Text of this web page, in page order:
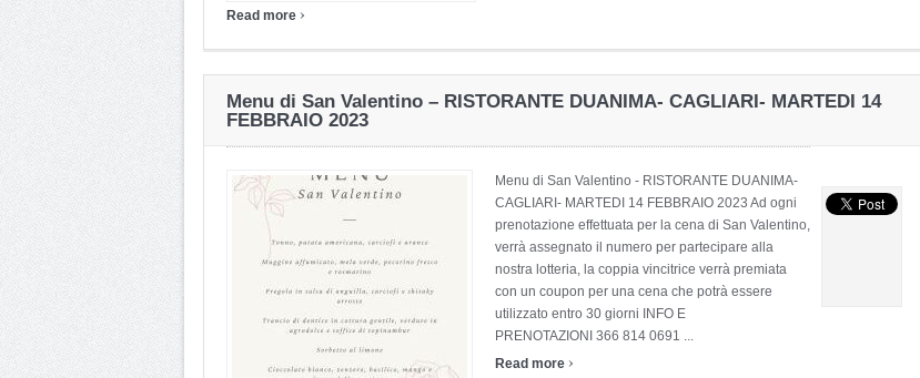
Read more ›
Menu di San Valentino – RISTORANTE DUANIMA- CAGLIARI- MARTEDI 14
FEBBRAIO 2023
Menu di San Valentino - RISTORANTE DUANIMA-
CAGLIARI- MARTEDI 14 FEBBRAIO 2023 Ad ogni
prenotazione effettuata per la cena di San Valentino,
verrà assegnato il numero per partecipare alla
nostra lotteria, la coppia vincitrice verrà premiata
con un coupon per una cena che potrà essere
utilizzato entro 30 giorni INFO E
PRENOTAZIONI 366 814 0691 ...
Read more ›